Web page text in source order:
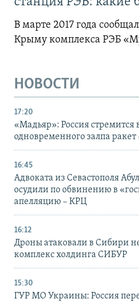
В марте 2017 года
Крыму комплекса РЭБ
НОВОСТИ
17:20
«Мадьяр»: Россия стремится
одновременного залпа
16:45
Адвоката из Севастополя
осудили по обвинению в
апелляцию – КРЦ
16:12
Дроны атаковали в Сибири
комплекс холдинга СИБУР
15:30
ГУР МО Украины: Россия